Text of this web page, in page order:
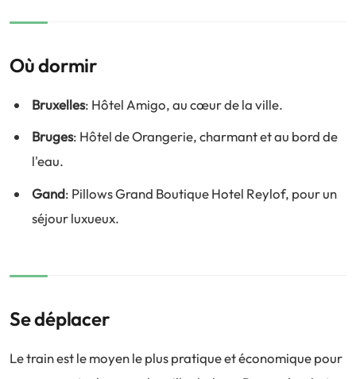
Où dormir
Bruxelles: Hôtel Amigo, au cœur de la ville.
Bruges: Hôtel de Orangerie, charmant et au bord de
l'eau.
Gand: Pillows Grand Boutique Hotel Reylof, pour un
séjour luxueux.
Se déplacer
Le train est le moyen le plus pratique et économique pour